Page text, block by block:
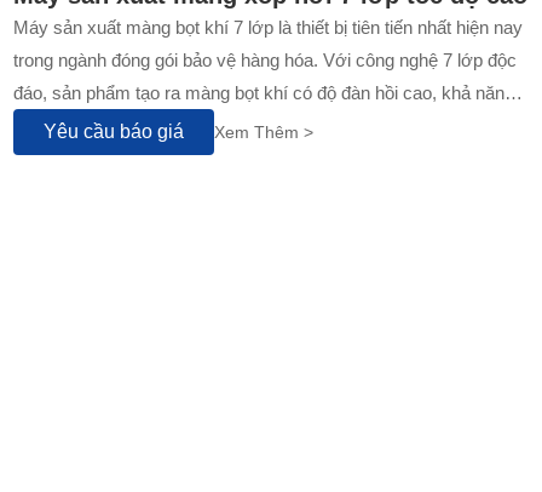
Máy sản xuất màng bọt khí 7 lớp là thiết bị tiên tiến nhất hiện nay
trong ngành đóng gói bảo vệ hàng hóa. Với công nghệ 7 lớp độc
đáo, sản phẩm tạo ra màng bọt khí có độ đàn hồi cao, khả năng
chống sốc ưu việt và tiết kiệm nguyên liệu đến 30% so với công
nghệ thông thường...
Yêu cầu báo giá Xem Thêm >